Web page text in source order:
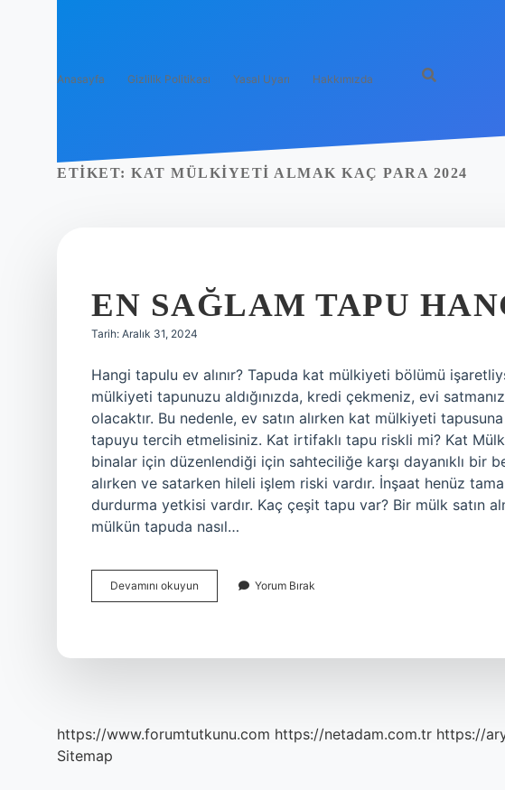
Anasayfa Gizlilik Politikası Yasal Uyarı Hakkımızda
ETIKET: KAT MÜLKIYETI ALMAK KAÇ PARA 2024
EN SAĞLAM TAPU
Tarih: Aralık 31, 2024
Hangi tapulu ev alınır? Tapuda kat mülkiyeti bölümü
mülkiyeti tapunuzu aldığınızda, kredi çekmeniz, evi
olacaktır. Bu nedenle, ev satın alırken kat mülkiyeti
tapuyu tercih etmelisiniz. Kat irtifaklı tapu riskli mi? Kat
binalar için düzenlendiği için sahteciliğe karşı dayanıklı bir
alırken ve satarken hileli işlem riski vardır. İnşaat henüz
durdurma yetkisi vardır. Kaç çeşit tapu var? Bir mülk satın
mülkün tapuda nasıl…
Devamını okuyun
Sağlam
Yorum Bırak
https://www.forumtutkunu.com https://netadam.com.tr https://
Sitemap